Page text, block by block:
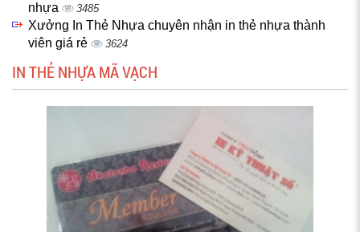
nhựa
3485
Xưởng In Thẻ Nhựa chuyên nhận in thẻ nhựa thành
viên giá rẻ
3624
IN THẺ NHỰA MÃ VẠCH